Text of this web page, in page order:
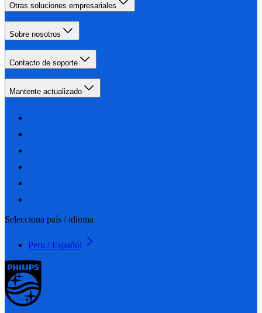
Otras soluciones empresariales
Sobre nosotros
Contacto de soporte
Mantente actualizado
Selecciona país / idioma
Peru / Español